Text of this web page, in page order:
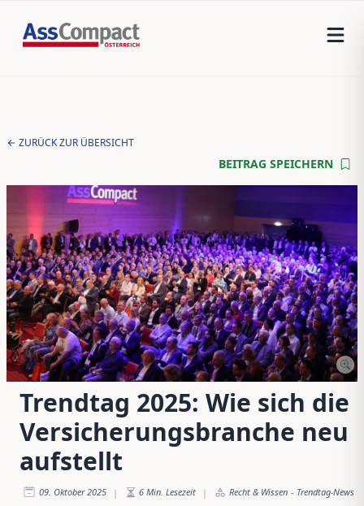
ZURÜCK ZUR ÜBERSICHT
BEITRAG SPEICHERN
Trendtag 2025: Wie sich die
Versicherungsbranche neu
aufstellt
09. Oktober 2025 | 6 Min. Lesezeit | Recht & Wissen - Trendtag-News